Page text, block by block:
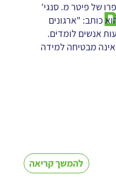
של פיטר מ. סנגי'
כותב: "ארגונים
אנשים לומדים.
מבטיחה למידה
להמשך קריאה